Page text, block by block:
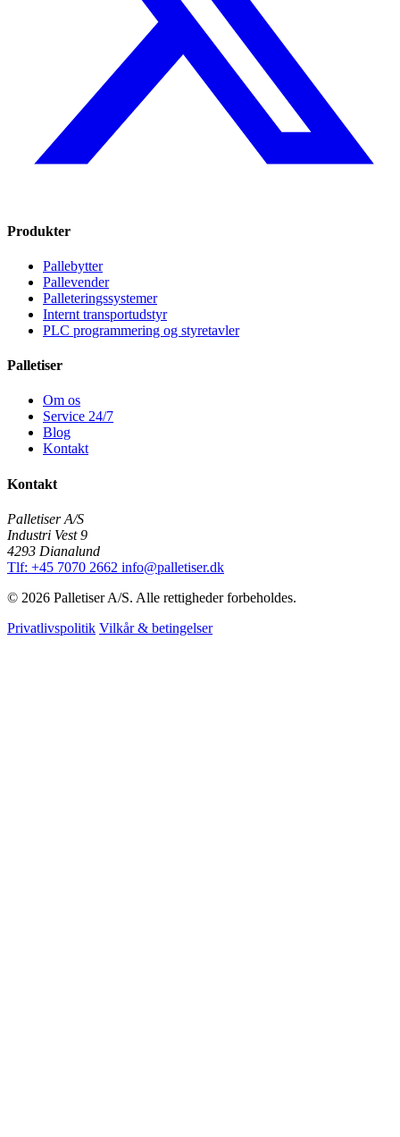
Produkter
Pallebytter
Pallevender
Palleteringssystemer
Internt transportudstyr
PLC programmering og styretavler
Palletiser
Om os
Service 24/7
Blog
Kontakt
Kontakt
Palletiser A/S
Industri Vest 9
4293 Dianalund
Tlf: +45 7070 2662 info@palletiser.dk
© 2026 Palletiser A/S. Alle rettigheder forbeholdes.
Privatlivspolitik Vilkår & betingelser